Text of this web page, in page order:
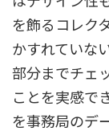
を飾るコレク
かすれていな
部分までチェ
ことを実感で
を事務局のデ